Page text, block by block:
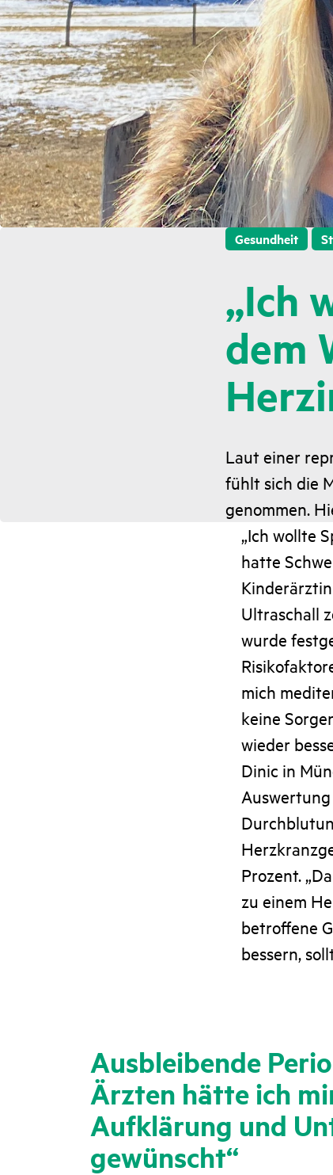
Gesundheit
„Ich
dem
Laut einer
fühlt sich die
genommen.
„Ich wollte
hatte
Ultraschall
wurde
mich
keine
wieder
Dinic in
Prozent.
zu einem
betroffene
bessern,
Ausbleibende
Ärzten hätte ich
Aufklärung und
gewünscht“